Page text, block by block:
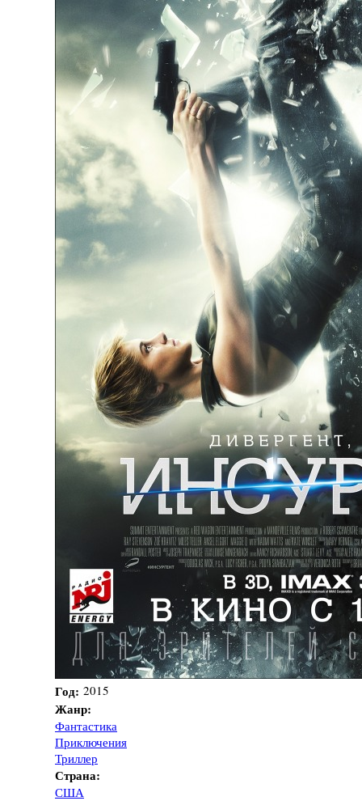
Год: 2015
Жанр:
Фантастика
Приключения
Триллер
Страна:
США